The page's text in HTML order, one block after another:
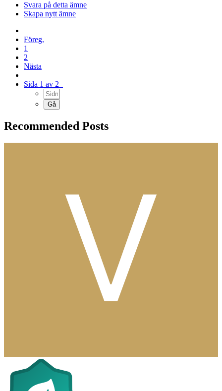
Svara på detta ämne
Skapa nytt ämne
Föreg.
1
2
Nästa
Sida 1 av 2
Recommended Posts